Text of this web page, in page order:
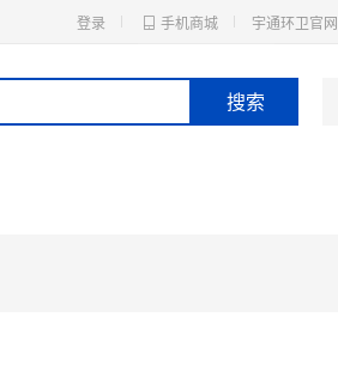
登录 手机商城 宇通环卫官网
搜索